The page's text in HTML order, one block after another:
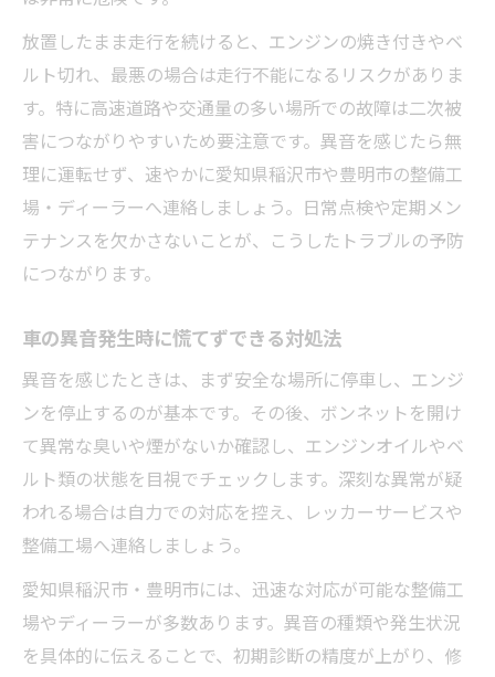
放置したまま走行を続けると、エンジンの焼き付きやベ
ルト切れ、最悪の場合は走行不能になるリスクがありま
す。特に高速道路や交通量の多い場所での故障は二次被
害につながりやすいため要注意です。異音を感じたら無
理に運転せず、速やかに愛知県稲沢市や豊明市の整備工
場・ディーラーへ連絡しましょう。日常点検や定期メン
テナンスを欠かさないことが、こうしたトラブルの予防
につながります。
車の異音発生時に慌てずできる対処法
異音を感じたときは、まず安全な場所に停車し、エンジ
ンを停止するのが基本です。その後、ボンネットを開け
て異常な臭いや煙がないか確認し、エンジンオイルやベ
ルト類の状態を目視でチェックします。深刻な異常が疑
われる場合は自力での対応を控え、レッカーサービスや
整備工場へ連絡しましょう。
愛知県稲沢市・豊明市には、迅速な対応が可能な整備工
場やディーラーが多数あります。異音の種類や発生状況
を具体的に伝えることで、初期診断の精度が上がり、修